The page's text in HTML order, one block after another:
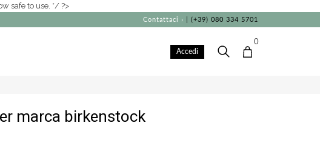
safe to use. */ ?>
Contattaci › | (+39) 080 334 5701
Accedi
0
marca birkenstock